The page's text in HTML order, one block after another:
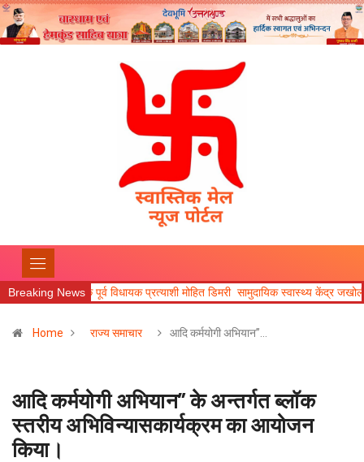
Breaking News
विधायक प्रत्याशी मोहित डिमरी सामुदायिक स्वास्थ्य केंद्र जखोली का जायजा लिया।
Home राज्य समाचार आदि कर्मयोगी अभियान”…
आदि कर्मयोगी अभियान” के अन्तर्गत ब्लॉक
स्तरीय अभिविन्यासकार्यक्रम का आयोजन
किया।